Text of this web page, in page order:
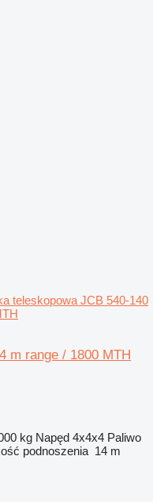
teleskopowa JCB 540-140
m range / 1800 MTH
kg Napęd 4x4x4 Paliwo
podnoszenia 14 m